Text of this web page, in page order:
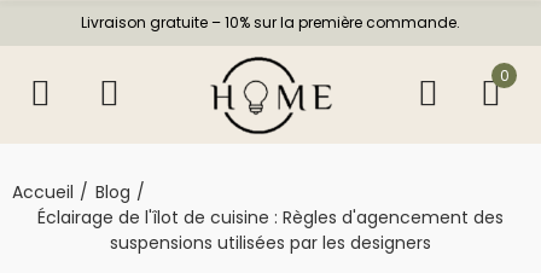
Livraison gratuite – 10% sur la première commande.
0
Accueil
Blog
Éclairage de l'îlot de cuisine : Règles d'agencement des
suspensions utilisées par les designers